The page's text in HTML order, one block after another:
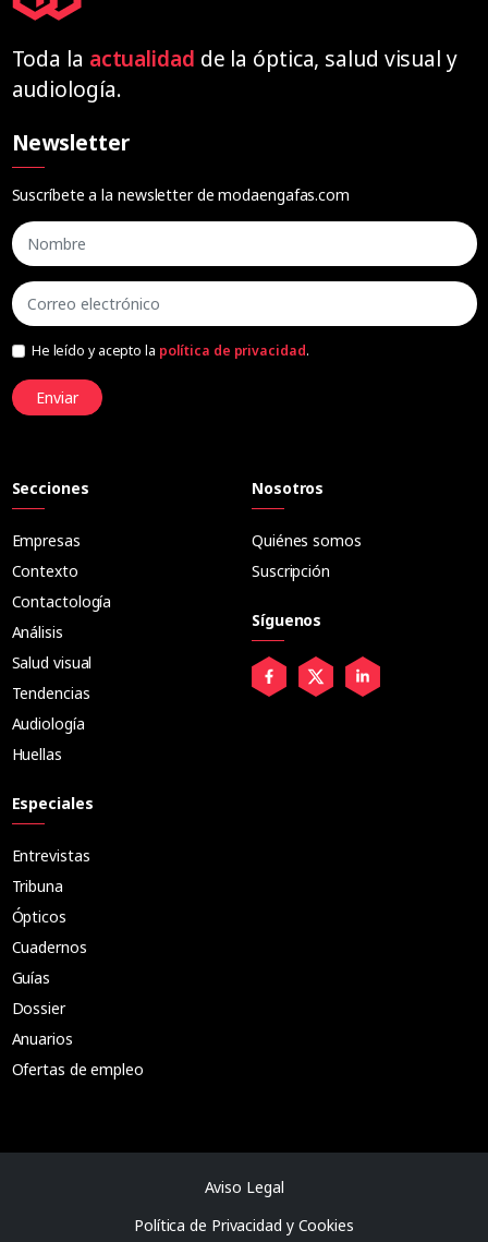
Toda la actualidad de la óptica, salud visual y
audiología.
Newsletter
Suscríbete a la newsletter de modaengafas.com
He leído y acepto la política de privacidad.
Enviar
Secciones
Empresas
Contexto
Contactología
Análisis
Salud visual
Tendencias
Audiología
Huellas
Especiales
Entrevistas
Tribuna
Ópticos
Cuadernos
Guías
Dossier
Anuarios
Ofertas de empleo
Nosotros
Quiénes somos
Suscripción
Síguenos
Aviso Legal
Política de Privacidad y Cookies